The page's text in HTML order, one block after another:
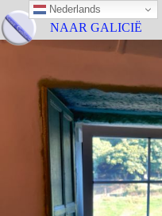
NAAR GALICIË
Nederlands